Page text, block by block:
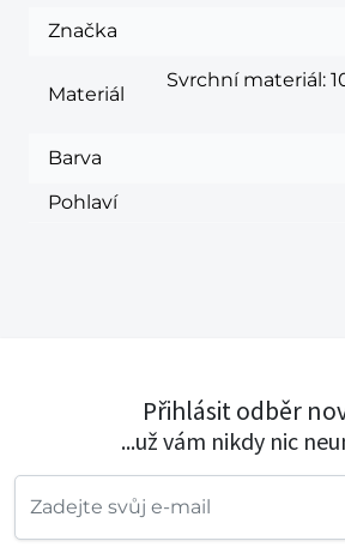
Značka
Materiál
Svrchní materiál:
Barva
Pohlaví
Přihlásit odběr
...už vám nikdy nic